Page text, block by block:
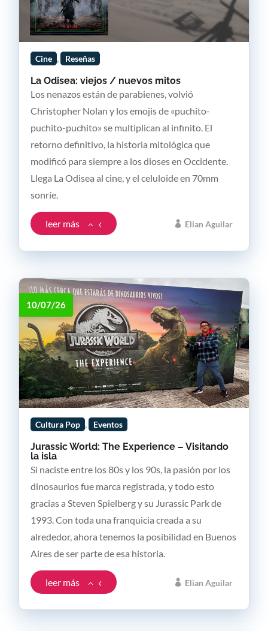
La Odisea: viejos / nuevos mitos
Elian Aguilar
Cine , Reseñas
Los nenazos están de parabienes, volvió
Christopher Nolan y los emojis de «puchito-
puchito-puchito» se multiplican al infinito. El
retorno definitivo, la historia mitológica que
modificó para siempre a los dioses en Occidente.
Llega La Odisea al cine, y el celuloide en 70mm
sonríe.
leer más
Jurassic World: The Experience – Visitando
la isla
Elian Aguilar
10/07/26
Cultura Pop , Eventos
Si naciste entre los 80s y los 90s, la pasión por los
dinosaurios fue marca registrada, y todo esto
gracias a Steven Spielberg y su Jurassic Park de
1993. Con toda una franquicia creada a su
alrededor, ahora tenemos la posibilidad en Buenos
Aires de ser parte de esa historia.
leer más